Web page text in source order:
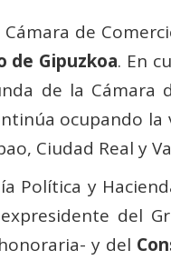
de
de Gipuzkoa. En
de la Cámara
ocupando la
Ciudad Real y
Política y
del
y del